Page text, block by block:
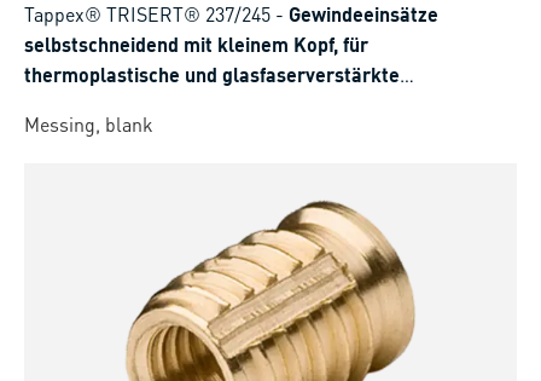
Tappex® TRISERT® 237/245 - Gewindeeinsätze
selbstschneidend mit kleinem Kopf, für
thermoplastische und glasfaserverstärkte
Messing, blank